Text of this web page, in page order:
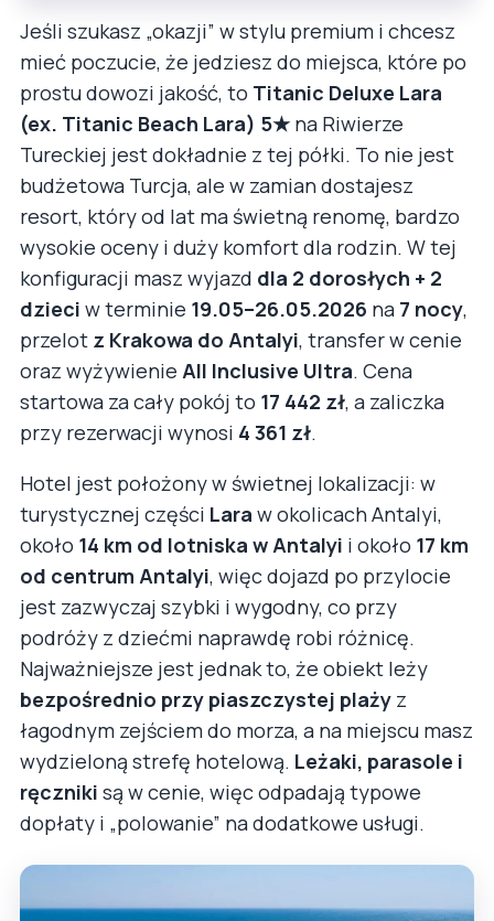
Jeśli szukasz „okazji” w stylu premium i chcesz
mieć poczucie, że jedziesz do miejsca, które po
prostu dowozi jakość, to Titanic Deluxe Lara
(ex. Titanic Beach Lara) 5★ na Riwierze
Tureckiej jest dokładnie z tej półki. To nie jest
budżetowa Turcja, ale w zamian dostajesz
resort, który od lat ma świetną renomę, bardzo
wysokie oceny i duży komfort dla rodzin. W tej
konfiguracji masz wyjazd dla 2 dorosłych + 2
dzieci w terminie 19.05–26.05.2026 na 7 nocy,
przelot z Krakowa do Antalyi, transfer w cenie
oraz wyżywienie All Inclusive Ultra. Cena
startowa za cały pokój to 17 442 zł, a zaliczka
przy rezerwacji wynosi 4 361 zł.
Hotel jest położony w świetnej lokalizacji: w
turystycznej części Lara w okolicach Antalyi,
około 14 km od lotniska w Antalyi i około 17 km
od centrum Antalyi, więc dojazd po przylocie
jest zazwyczaj szybki i wygodny, co przy
podróży z dziećmi naprawdę robi różnicę.
Najważniejsze jest jednak to, że obiekt leży
bezpośrednio przy piaszczystej plaży z
łagodnym zejściem do morza, a na miejscu masz
wydzieloną strefę hotelową. Leżaki, parasole i
ręczniki są w cenie, więc odpadają typowe
dopłaty i „polowanie” na dodatkowe usługi.